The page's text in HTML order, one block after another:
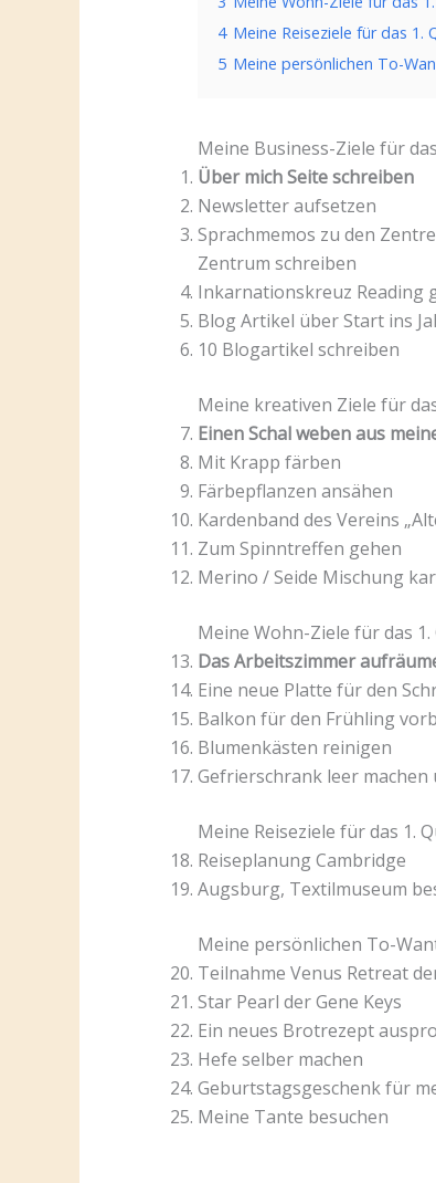
4 Meine Reiseziele für das 1.
5 Meine persönlichen To-
Meine Business-Ziele für
Über mich Seite schreiben
Newsletter aufsetzen
Sprachmemos zu den
Zentrum schreiben
Inkarnationskreuz Reading
Blog Artikel über Start ins
10 Blogartikel schreiben
Meine kreativen Ziele für
Einen Schal weben aus
Mit Krapp färben
Färbepflanzen ansähen
Kardenband des Vereins
Zum Spinntreffen gehen
Merino / Seide Mischung
Meine Wohn-Ziele für das 1.
Das Arbeitszimmer
Eine neue Platte für den
Balkon für den Frühling
Blumenkästen reinigen
Gefrierschrank leer machen
Meine Reiseziele für das 1.
Reiseplanung Cambridge
Augsburg, Textilmuseum
Meine persönlichen To-
Teilnahme Venus Retreat
Star Pearl der Gene Keys
Ein neues Brotrezept
Hefe selber machen
Geburtstagsgeschenk für
Meine Tante besuchen